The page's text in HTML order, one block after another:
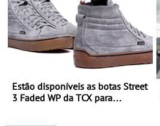
Estão disponíveis as botas Street
3 Faded WP da TCX para